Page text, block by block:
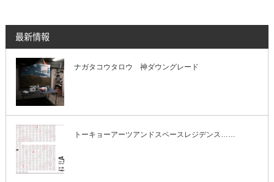
最新情報
ナガタコウタロウ 神ダウングレード
トーキョーアーツアンドスペースレジデンス……